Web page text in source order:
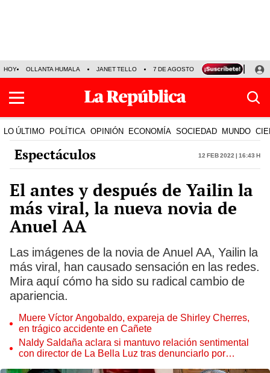
HOY OLLANTA HUMALA JANET TELLO 7 DE AGOSTO TINKA RESULTADOS
LO ÚLTIMO POLÍTICA OPINIÓN ECONOMÍA SOCIEDAD MUNDO
Espectáculos 12 Feb 2022 | 16:43 h
El antes y después de Yailin la
más viral, la nueva novia de
Anuel AA
Las imágenes de la novia de Anuel AA, Yailin la
más viral, han causado sensación en las redes.
Mira aquí cómo ha sido su radical cambio de
apariencia.
Muere Víctor Angobaldo, expareja de Shirley Cherres,
en trágico accidente en Cañete
Naldy Saldaña aclara si mantuvo relación sentimental
con director de La Bella Luz tras denunciarlo por